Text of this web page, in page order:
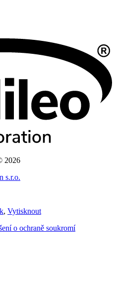
2026
s.r.o.
, Vytisknout
o ochraně soukromí